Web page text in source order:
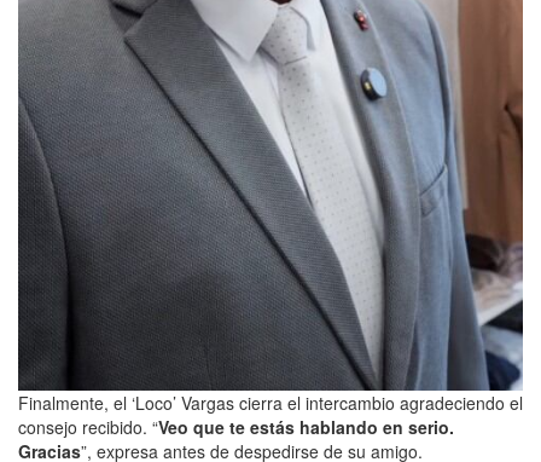
Finalmente, el ‘Loco’ Vargas cierra el intercambio agradeciendo el
consejo recibido. “Veo que te estás hablando en serio.
Gracias”, expresa antes de despedirse de su amigo.